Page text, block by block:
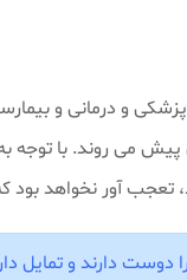
پزشکی و درمانی و
می روند. با توجه
آور نخواهد بود
دارند همه چیز را ۲۴ ساعته در